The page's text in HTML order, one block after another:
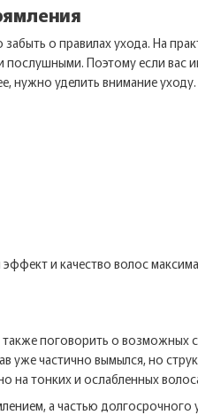
о правилах ухода. На
Поэтому если вас
нужно уделить внимание
и качество волос
поговорить о возможных
уже частично вымылся, но
на тонких и ослабленных
а частью долгосрочного